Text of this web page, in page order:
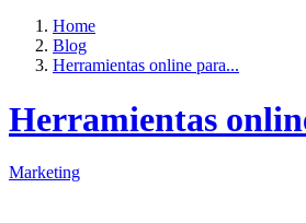
Home
Blog
Herramientas online para...
Herramientas
Marketing